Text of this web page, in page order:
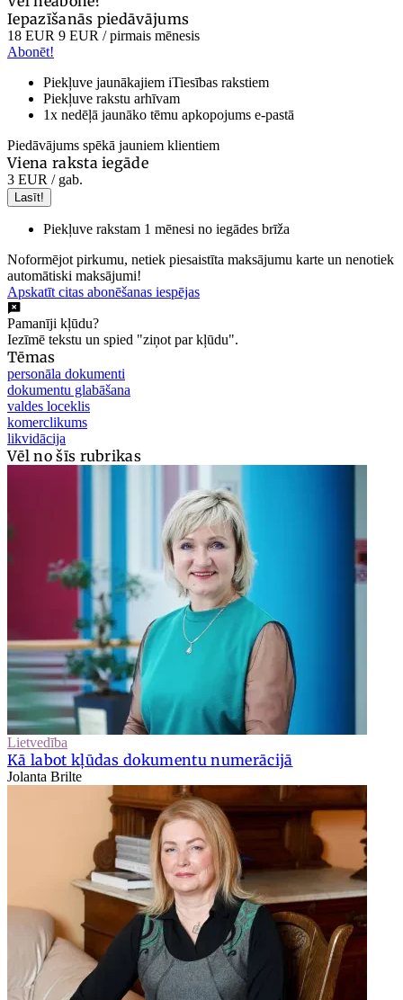
Iepazīšanās piedāvājums
18 EUR 9 EUR / pirmais mēnesis
Abonēt!
Piekļuve jaunākajiem iTiesības rakstiem
Piekļuve rakstu arhīvam
1x nedēļā jaunāko tēmu apkopojums e-pastā
Piedāvājums spēkā jauniem klientiem
Viena raksta iegāde
3 EUR / gab.
Lasīt!
Piekļuve rakstam 1 mēnesi no iegādes brīža
Noformējot pirkumu, netiek piesaistīta maksājumu karte un nenotiek
automātiski maksājumi!
Apskatīt citas abonēšanas iespējas
Pamanīji kļūdu?
Iezīmē tekstu un spied "ziņot par kļūdu".
Tēmas
personāla dokumenti
dokumentu glabāšana
valdes loceklis
komerclikums
likvidācija
Vēl no šīs rubrikas
Lietvedība
Kā labot kļūdas dokumentu numerācijā
Jolanta Brilte